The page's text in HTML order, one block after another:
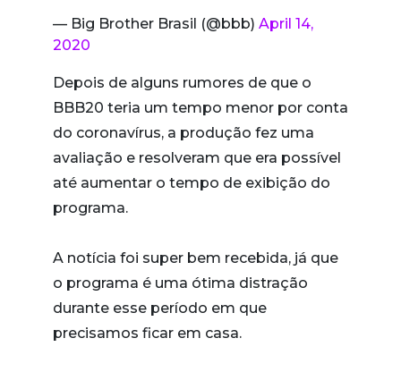
— Big Brother Brasil (@bbb) April 14,
2020
Depois de alguns rumores de que o
BBB20 teria um tempo menor por conta
do coronavírus, a produção fez uma
avaliação e resolveram que era possível
até aumentar o tempo de exibição do
programa.
A notícia foi super bem recebida, já que
o programa é uma ótima distração
durante esse período em que
precisamos ficar em casa.